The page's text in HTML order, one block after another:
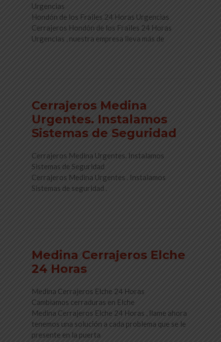
Urgencias
Hondón de los Frailes 24 Horas Urgencias
Cerrajeros Hondón de los Frailes 24 Horas
Urgencias , nuestra empresa lleva más de
Cerrajeros Medina
Urgentes. Instalamos
Sistemas de Seguridad
Cerrajeros Medina Urgentes. Instalamos
Sistemas de Seguridad
Cerrajeros Medina Urgentes . Instalamos
Sistemas de seguridad .
Medina Cerrajeros Elche
24 Horas
Medina Cerrajeros Elche 24 Horas
Cambiamos cerraduras en Elche
Medina Cerrajeros Elche 24 Horas , llame ahora
tenemos una solución a cada problema que se le
presente en la puerta